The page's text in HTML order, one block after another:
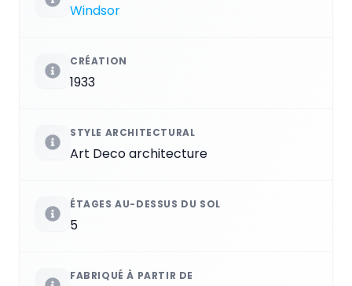
Windsor
CRÉATION
1933
STYLE ARCHITECTURAL
Art Deco architecture
ÉTAGES AU-DESSUS DU SOL
5
FABRIQUÉ À PARTIR DE